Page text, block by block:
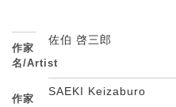
作家
名/Artist
佐伯 啓三郎
作家
SAEKI Keizaburo